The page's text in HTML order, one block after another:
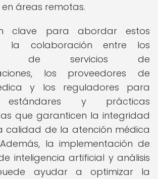
áreas remotas.
clave para abordar estos
la colaboración entre los
de servicios de
los proveedores de
y los reguladores para
estándares y prácticas
que garanticen la integridad
calidad de la atención médica
la implementación de
inteligencia artificial y análisis
ayudar a optimizar la